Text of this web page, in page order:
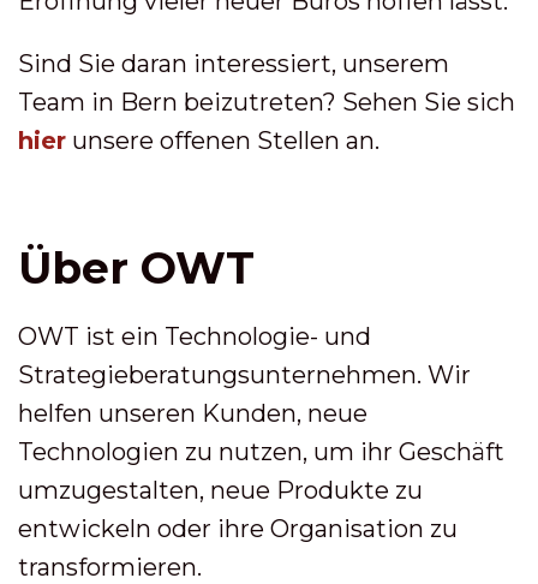
Sind Sie daran interessiert, unserem
Team in Bern beizutreten? Sehen Sie sich
hier unsere offenen Stellen an.
Über OWT
OWT ist ein Technologie- und
Strategieberatungsunternehmen. Wir
helfen unseren Kunden, neue
Technologien zu nutzen, um ihr Geschäft
umzugestalten, neue Produkte zu
entwickeln oder ihre Organisation zu
transformieren.